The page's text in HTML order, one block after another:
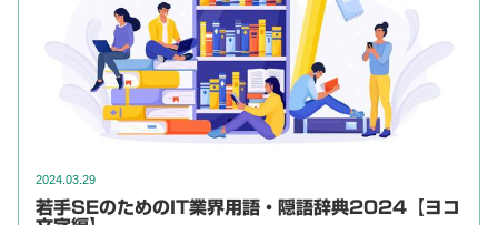
2024.03.29
若手SEのためのIT業界用語・隠語辞典2024【ヨコ